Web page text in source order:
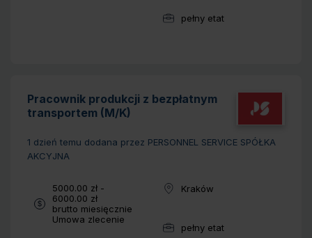
Wymiar pracy:
pełny etat
Pracownik produkcji z bezpłatnym
transportem (M/K)
1 dzień temu dodana przez PERSONNEL SERVICE SPÓŁKA
AKCYJNA
Wynagrodzenie:
5000.00 zł -
6000.00 zł
brutto miesięcznie
Typ umowy:
Umowa zlecenie
Lokalizacja:
Kraków
Wymiar pracy:
pełny etat